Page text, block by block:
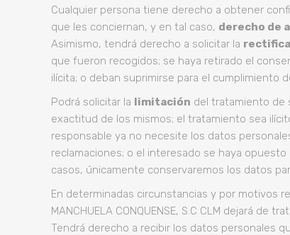
Cualquier persona tiene derecho a obtener
que les conciernan, y en tal caso, derecho de
Asimismo, tendrá derecho a solicitar la
que fueron recogidos; se haya retirado el
ilícita; o deban suprimirse para el cumplimiento
Podrá solicitar la limitación del tratamiento de
exactitud de los mismos; el tratamiento sea
responsable ya no necesite los datos
reclamaciones; o el interesado se haya
casos, únicamente conservaremos los datos
En determinadas circunstancias y por motivos
MANCHUELA CONQUENSE, S.C CLM dejará
Tendrá derecho a recibir los datos personales